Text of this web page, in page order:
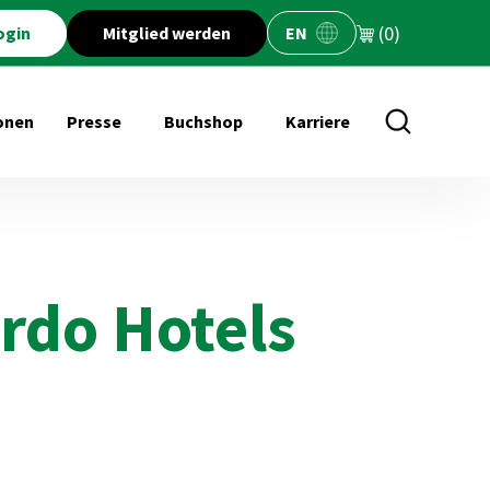
Mitglied werden EN (0)
Presse Buchshop
Untermenü öffnen für
Karriere
Hotels